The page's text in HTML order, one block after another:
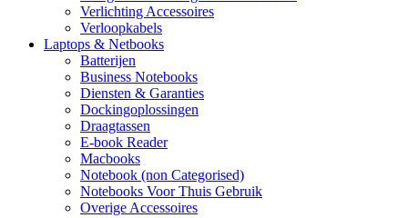
Verlichting Accessoires
Verloopkabels
Laptops & Netbooks
Batterijen
Business Notebooks
Diensten & Garanties
Dockingoplossingen
Draagtassen
E-book Reader
Macbooks
Notebook (non Categorised)
Notebooks Voor Thuis Gebruik
Overige Accessoires